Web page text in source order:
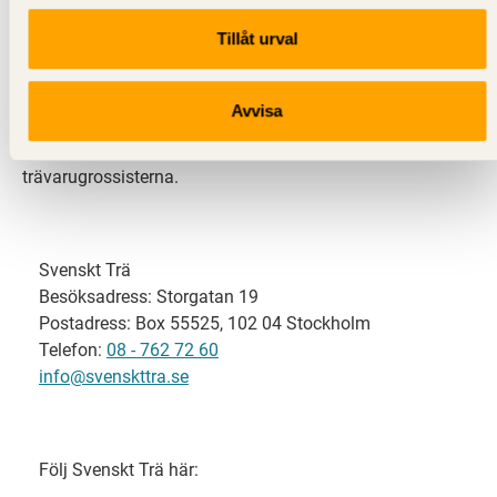
Tillåt urval
Avvisa
Svenskt Trä representerar svensk sågverksindustri
och är en del av branschorganisationen
svensk limträ-, KL-trä- och förpackningsindustri samt
trävarugrossisterna.
Svenskt Trä
Besöksadress: Storgatan 19
Postadress: Box 55525, 102 04 Stockholm
Telefon: 08 - 762 72 60
info@svenskttra.se
Följ Svenskt Trä här: